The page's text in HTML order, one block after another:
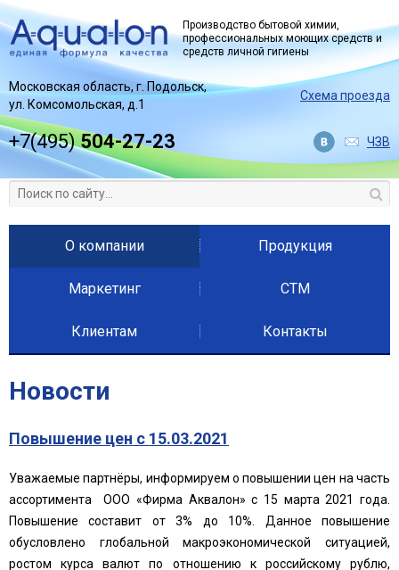
Производство бытовой химии,
профессиональных моющих средств и
средств личной гигиены
Московская область, г. Подольск,
ул. Комсомольская, д.1
Схема проезда
+7(495)504-27-23 ЧЗВ
О компании Продукция
Маркетинг СТМ
Клиентам Контакты
Новости
Повышение цен с 15.03.2021
Уважаемые партнёры, информируем о повышении цен на часть
ассортимента ООО «Фирма Аквалон» с 15 марта 2021 года.
Повышение составит от 3% до 10%. Данное повышение
обусловлено глобальной макроэкономической ситуацией,
ростом курса валют по отношению к российскому рублю,